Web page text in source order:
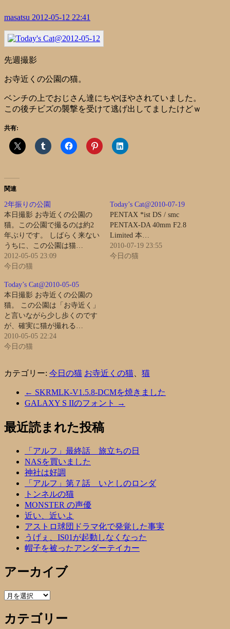
masatsu 2012-05-12 22:41
先週撮影
お寺近くの公園の猫。
ベンチの上でおじさん達にちやほやされていました。
この後チビズの襲撃を受けて逃げ出してましたけどｗ
共有:
関連
2年振りの公園
本日撮影 お寺近くの公園の
猫。この公園で撮るのは約2
年ぶりです。 しばらく来ない
うちに、この公園は猫…
2012-05-05 23:09
今日の猫
Today’s Cat@2010-07-19
PENTAX *ist DS / smc
PENTAX-DA 40mm F2.8
Limited 本…
2010-07-19 23:55
今日の猫
Today’s Cat@2010-05-05
本日撮影 お寺近くの公園の
猫。 この公園は「お寺近く」
と言いながら少し歩くのです
が、確実に猫が撮れる…
2010-05-05 22:24
今日の猫
カテゴリー: 今日の猫 お寺近くの猫 猫
← SKRMLK-V1.5.8-DCMを焼きました
GALAXY S IIのフォント
→
最近読まれた投稿
「アルフ」最終話 旅立ちの日
NASを買いました
神社は好調
「アルフ」第７話 いとしのロンダ
トンネルの猫
MONSTER の声優
近い、近いよ
アストロ球団ドラマ化で発覚した事実
うげぇ、IS01が起動しなくなった
帽子を被ったアンダーテイカー
アーカイブ
ア
カ
カテゴリー